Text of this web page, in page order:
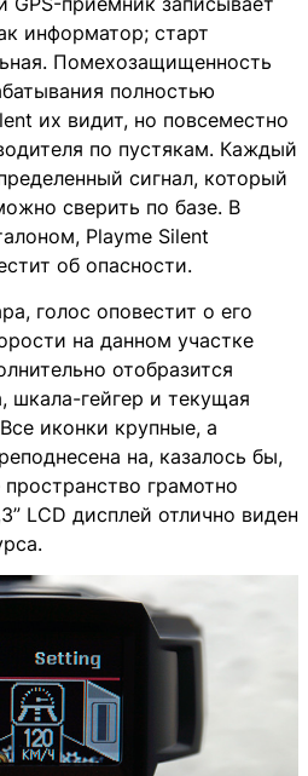
информатор; старт
Помехозащищенность
полностью
их видит, но повсеместно
по пустякам. Каждый
сигнал, который
сверить по базе. В
Playme Silent
об опасности.
голос оповестит о его
на данном участке
отобразится
шкала-гейгер и текущая
иконки крупные, а
на, казалось бы,
грамотно
LCD дисплей отлично виден